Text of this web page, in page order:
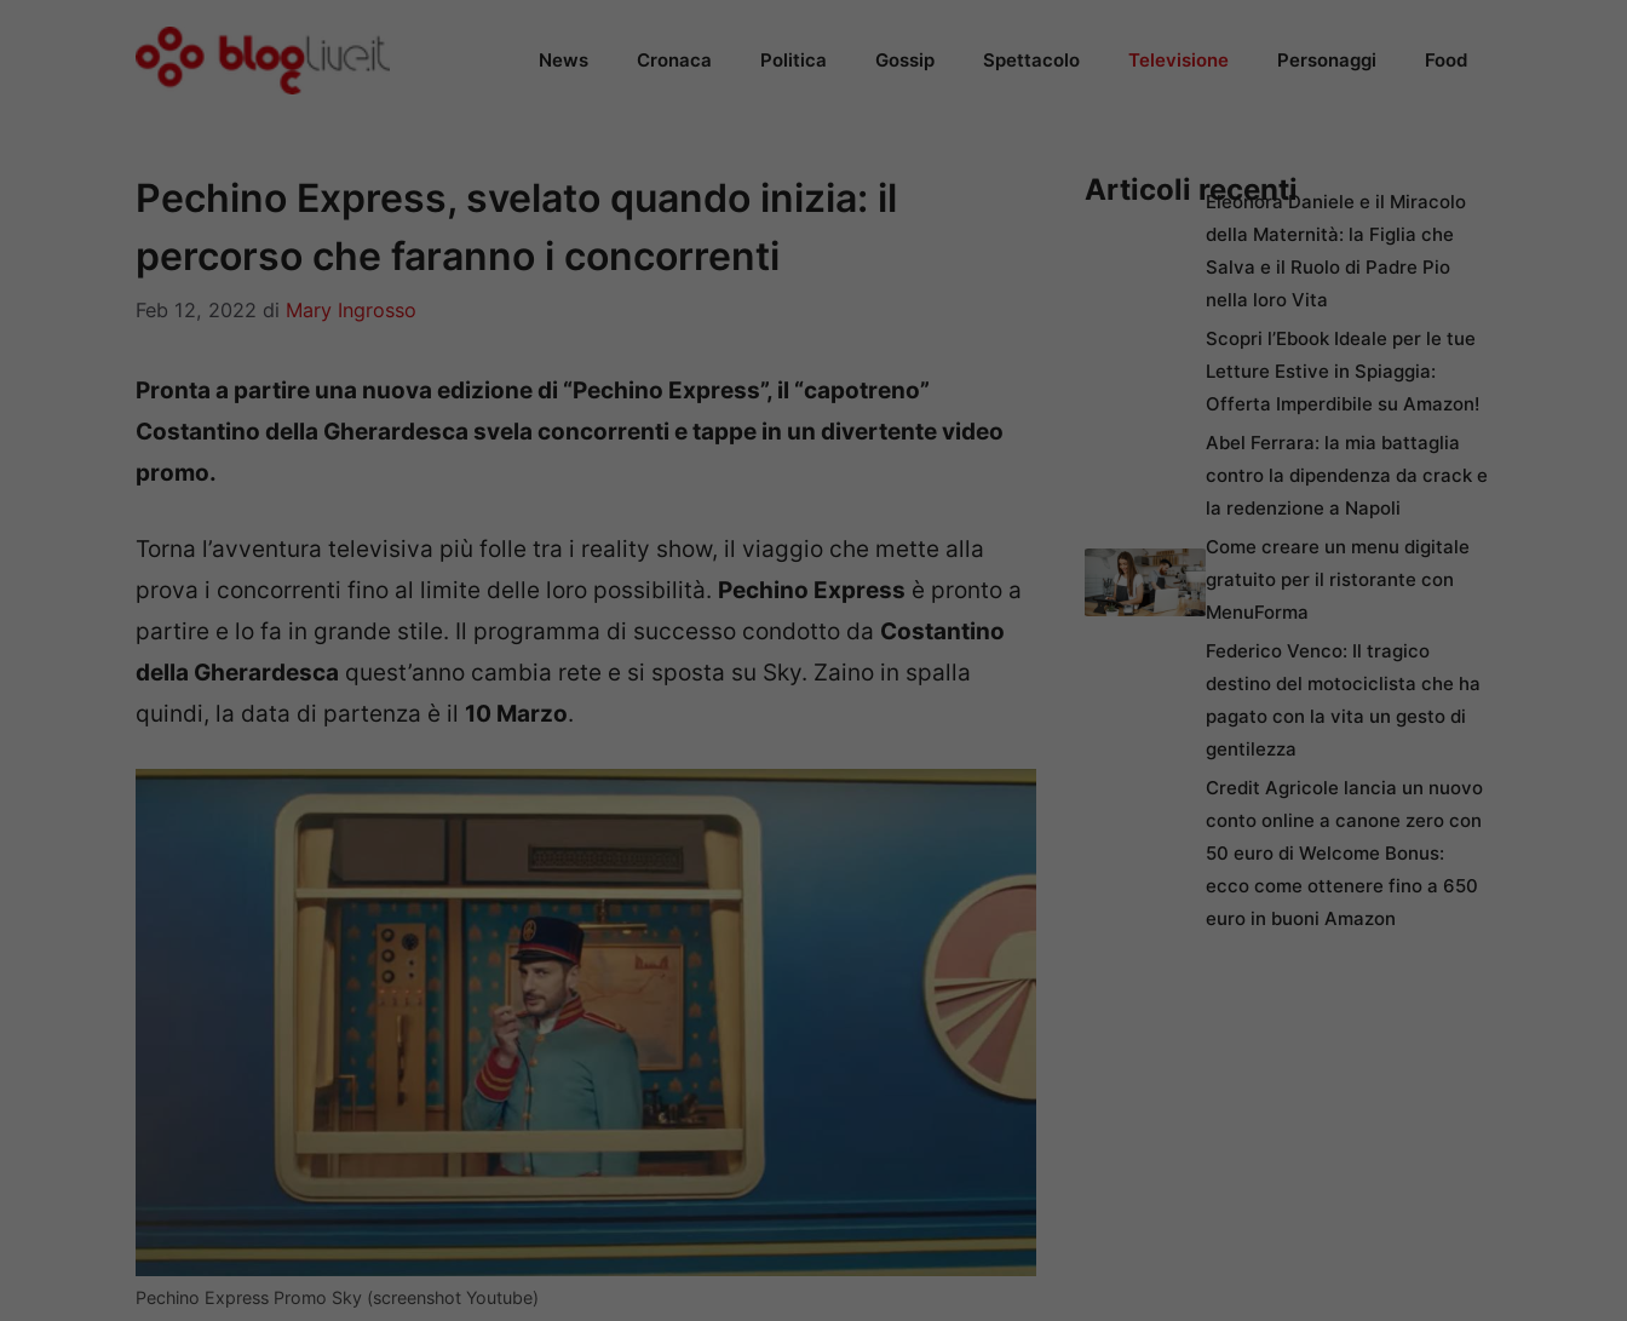
News Cronaca Politica Gossip Spettacolo Televisione Personaggi Food
Pechino Express, svelato quando inizia: il
percorso che faranno i concorrenti
Feb 12, 2022 di Mary Ingrosso
Pronta a partire una nuova edizione di “Pechino Express”, il “capotreno”
Costantino della Gherardesca svela concorrenti e tappe in un divertente video
promo.
Torna l’avventura televisiva più folle tra i reality show, il viaggio che mette alla
prova i concorrenti fino al limite delle loro possibilità. Pechino Express è pronto a
partire e lo fa in grande stile. Il programma di successo condotto da Costantino
della Gherardesca quest’anno cambia rete e si sposta su Sky. Zaino in spalla
quindi, la data di partenza è il 10 Marzo.
Pechino Express Promo Sky (screenshot Youtube)
Articoli recentiEleonora Daniele e il Miracolo
della Maternità: la Figlia che
Salva e il Ruolo di Padre Pio
nella loro Vita
Scopri l’Ebook Ideale per le tue
Letture Estive in Spiaggia:
Offerta Imperdibile su Amazon!
Abel Ferrara: la mia battaglia
contro la dipendenza da crack e
la redenzione a Napoli
Come creare un menu digitale
gratuito per il ristorante con
MenuForma
Federico Venco: Il tragico
destino del motociclista che ha
pagato con la vita un gesto di
gentilezza
Credit Agricole lancia un nuovo
conto online a canone zero con
50 euro di Welcome Bonus:
ecco come ottenere fino a 650
euro in buoni Amazon